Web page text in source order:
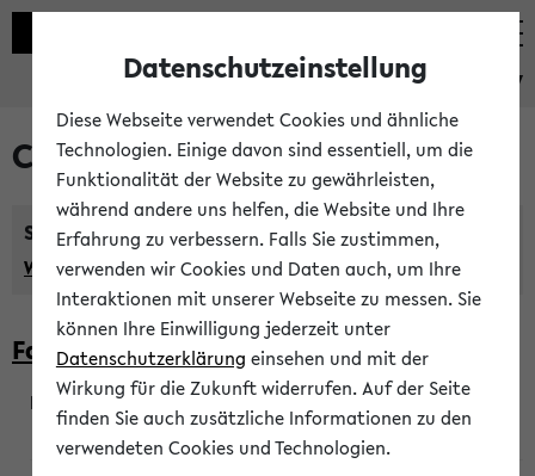
eKVV
Courses taught in English
Semester:
WiSe 2026/2027 SoSe 2026 Previous...
Faculty of Biology
200923
Datenschutzeinstellung
Diese Webseite verwendet Cookies und ähnliche
Technologien. Einige davon sind essentiell, um die
Funktionalität der Website zu gewährleisten,
während andere uns helfen, die Website und Ihre
Erfahrung zu verbessern. Falls Sie zustimmen,
verwenden wir Cookies und Daten auch, um Ihre
Interaktionen mit unserer Webseite zu messen. Sie
können Ihre Einwilligung jederzeit unter
Datenschutzerklärung einsehen und mit der
Wirkung für die Zukunft widerrufen. Auf der Seite
finden Sie auch zusätzliche Informationen zu den
verwendeten Cookies und Technologien.